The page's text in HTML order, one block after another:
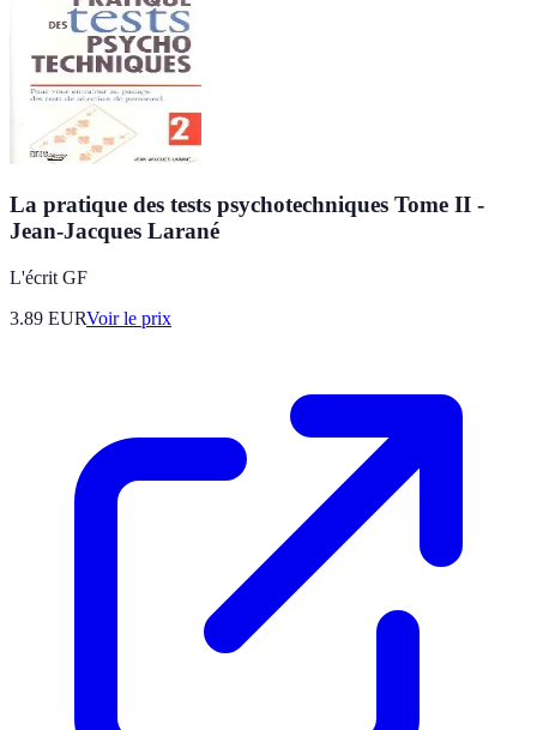
La pratique des tests psychotechniques Tome II -
Jean-Jacques Larané
L'écrit GF
3.89 EURVoir le prix